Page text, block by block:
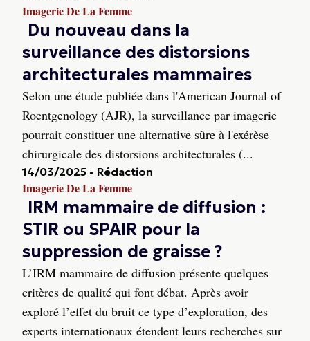
Imagerie De La Femme
Du nouveau dans la
surveillance des distorsions
architecturales mammaires
Selon une étude publiée dans l'American Journal of
Roentgenology (AJR), la surveillance par imagerie
pourrait constituer une alternative sûre à l'exérèse
chirurgicale des distorsions architecturales (...
14/03/2025 - Rédaction
Imagerie De La Femme
IRM mammaire de diffusion :
STIR ou SPAIR pour la
suppression de graisse ?
L’IRM mammaire de diffusion présente quelques
critères de qualité qui font débat. Après avoir
exploré l’effet du bruit ce type d’exploration, des
experts internationaux étendent leurs recherches sur